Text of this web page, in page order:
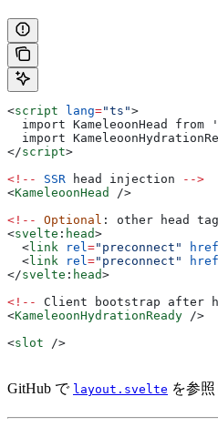
<script lang="ts">
import KameleoonHead from
import
</script>
<!--
SSR head injection -->
<KameleoonHead
/>
<!--
Optional : other head
<svelte : head>
  <
link rel="preconnect" href
  <
link rel="preconnect" href
</svelte : head>
<!--
Client bootstrap after
<KameleoonHydrationReady />
<slot />
GitHub で layout.svelte を参照